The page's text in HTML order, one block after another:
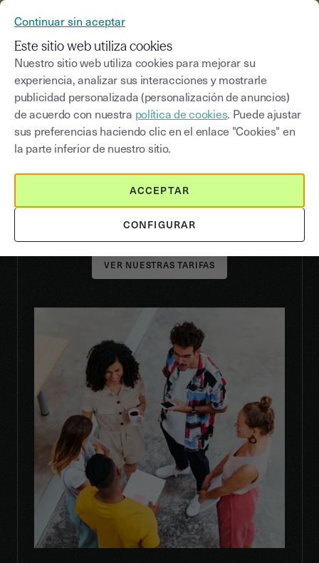
EMPRESAS DE RÁPIDO CRECIMIENTO
Acelera tu crecimientotodavía
más
completamente desmaterializada.
VER NUESTRAS TARIFAS
Continuar sin aceptar
Este sitio web utiliza cookies
Nuestro sitio web utiliza cookies para mejorar su
experiencia, analizar sus interacciones y mostrarle
publicidad personalizada (personalización de anuncios)
de acuerdo con nuestra política de cookies. Puede ajustar
sus preferencias haciendo clic en el enlace "Cookies" en
la parte inferior de nuestro sitio.
CONFIGURAR
ACCEPTAR